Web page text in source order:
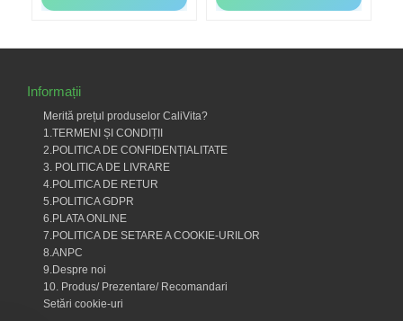
Informații
Merită prețul produselor CaliVita?
1.TERMENI ȘI CONDIȚII
2.POLITICA DE CONFIDENȚIALITATE
3. POLITICA DE LIVRARE
4.POLITICA DE RETUR
5.POLITICA GDPR
6.PLATA ONLINE
7.POLITICA DE SETARE A COOKIE-URILOR
8.ANPC
9.Despre noi
10. Produs/ Prezentare/ Recomandari
Setări cookie-uri